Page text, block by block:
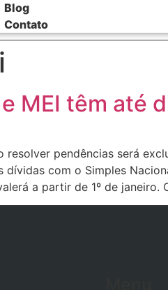
Blog
Contato
MEI têm até
resolver pendências será
dívidas com o Simples
a partir de 1º de janeiro.